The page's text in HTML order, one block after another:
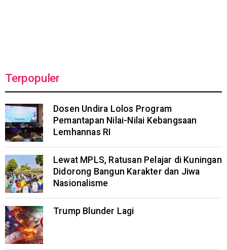
Terpopuler
Dosen Undira Lolos Program
Pemantapan Nilai-Nilai Kebangsaan
Lemhannas RI
Lewat MPLS, Ratusan Pelajar di Kuningan
Didorong Bangun Karakter dan Jiwa
Nasionalisme
Trump Blunder Lagi